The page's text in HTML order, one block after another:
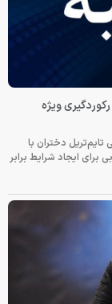
ویژه
دختران با
ایجاد شرایط برابر